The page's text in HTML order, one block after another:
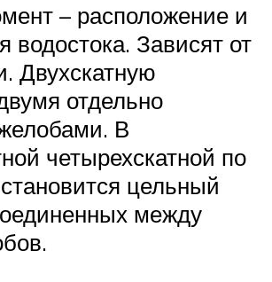
– расположение и
водостока. Зависят от
Двухскатную
отдельно
В
четырехскатной по
цельный
между